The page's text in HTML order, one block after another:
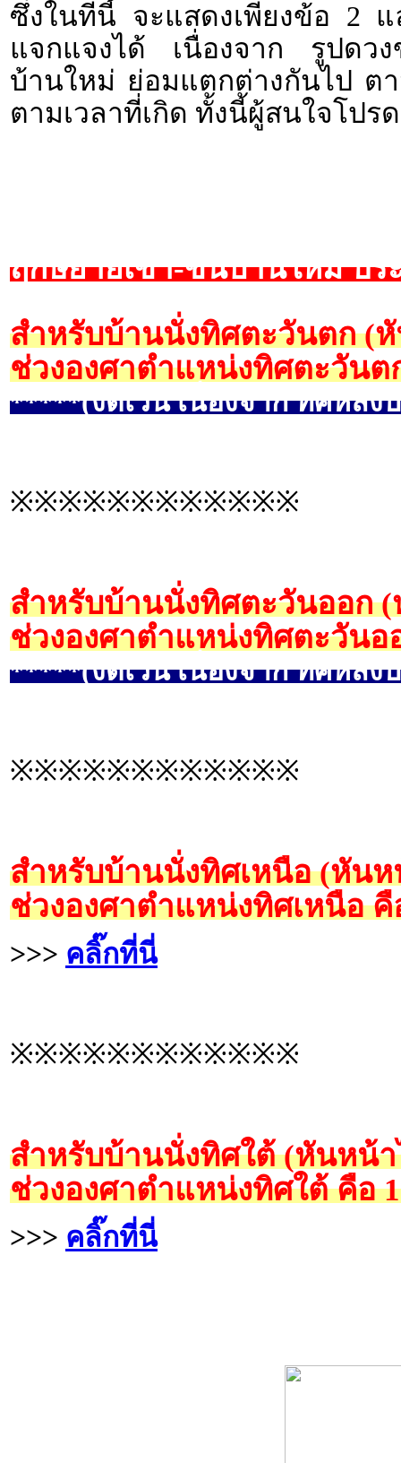
ซึ่งในทีนี้ จะแสดงเพียงข้อ 2
แจกแจงได้ เนื่องจาก รูปดวง
บ้านใหม่ ย่อมแตกต่างกันไป ต
ตามเวลาที่เกิด ทั้งนี้ผู้สนใจโปร
ฤกษ์ย้ายเข้า-ขึ้นบ้านใหม่ ปร
สำหรับบ้านนั่งทิศตะวันตก (
ช่วงองศาตำแหน่งทิศตะวันต
*****(งดเว้น เนื่องจาก ทิศหลัง
※※※※※※※※※※※※
สำหรับบ้านนั่งทิศตะวันออก
ช่วงองศาตำแหน่งทิศตะวันอ
*****(งดเว้น เนื่องจาก ทิศหลัง
※※※※※※※※※※※※
สำหรับบ้านนั่งทิศเหนือ (หัน
ช่วงองศาตำแหน่งทิศเหนือ คื
>>> คลิ๊กที่นี่
※※※※※※※※※※※※
สำหรับบ้านนั่งทิศใต้ (หันหน้
ช่วงองศาตำแหน่งทิศใต้ คือ
>>> คลิ๊กที่นี่